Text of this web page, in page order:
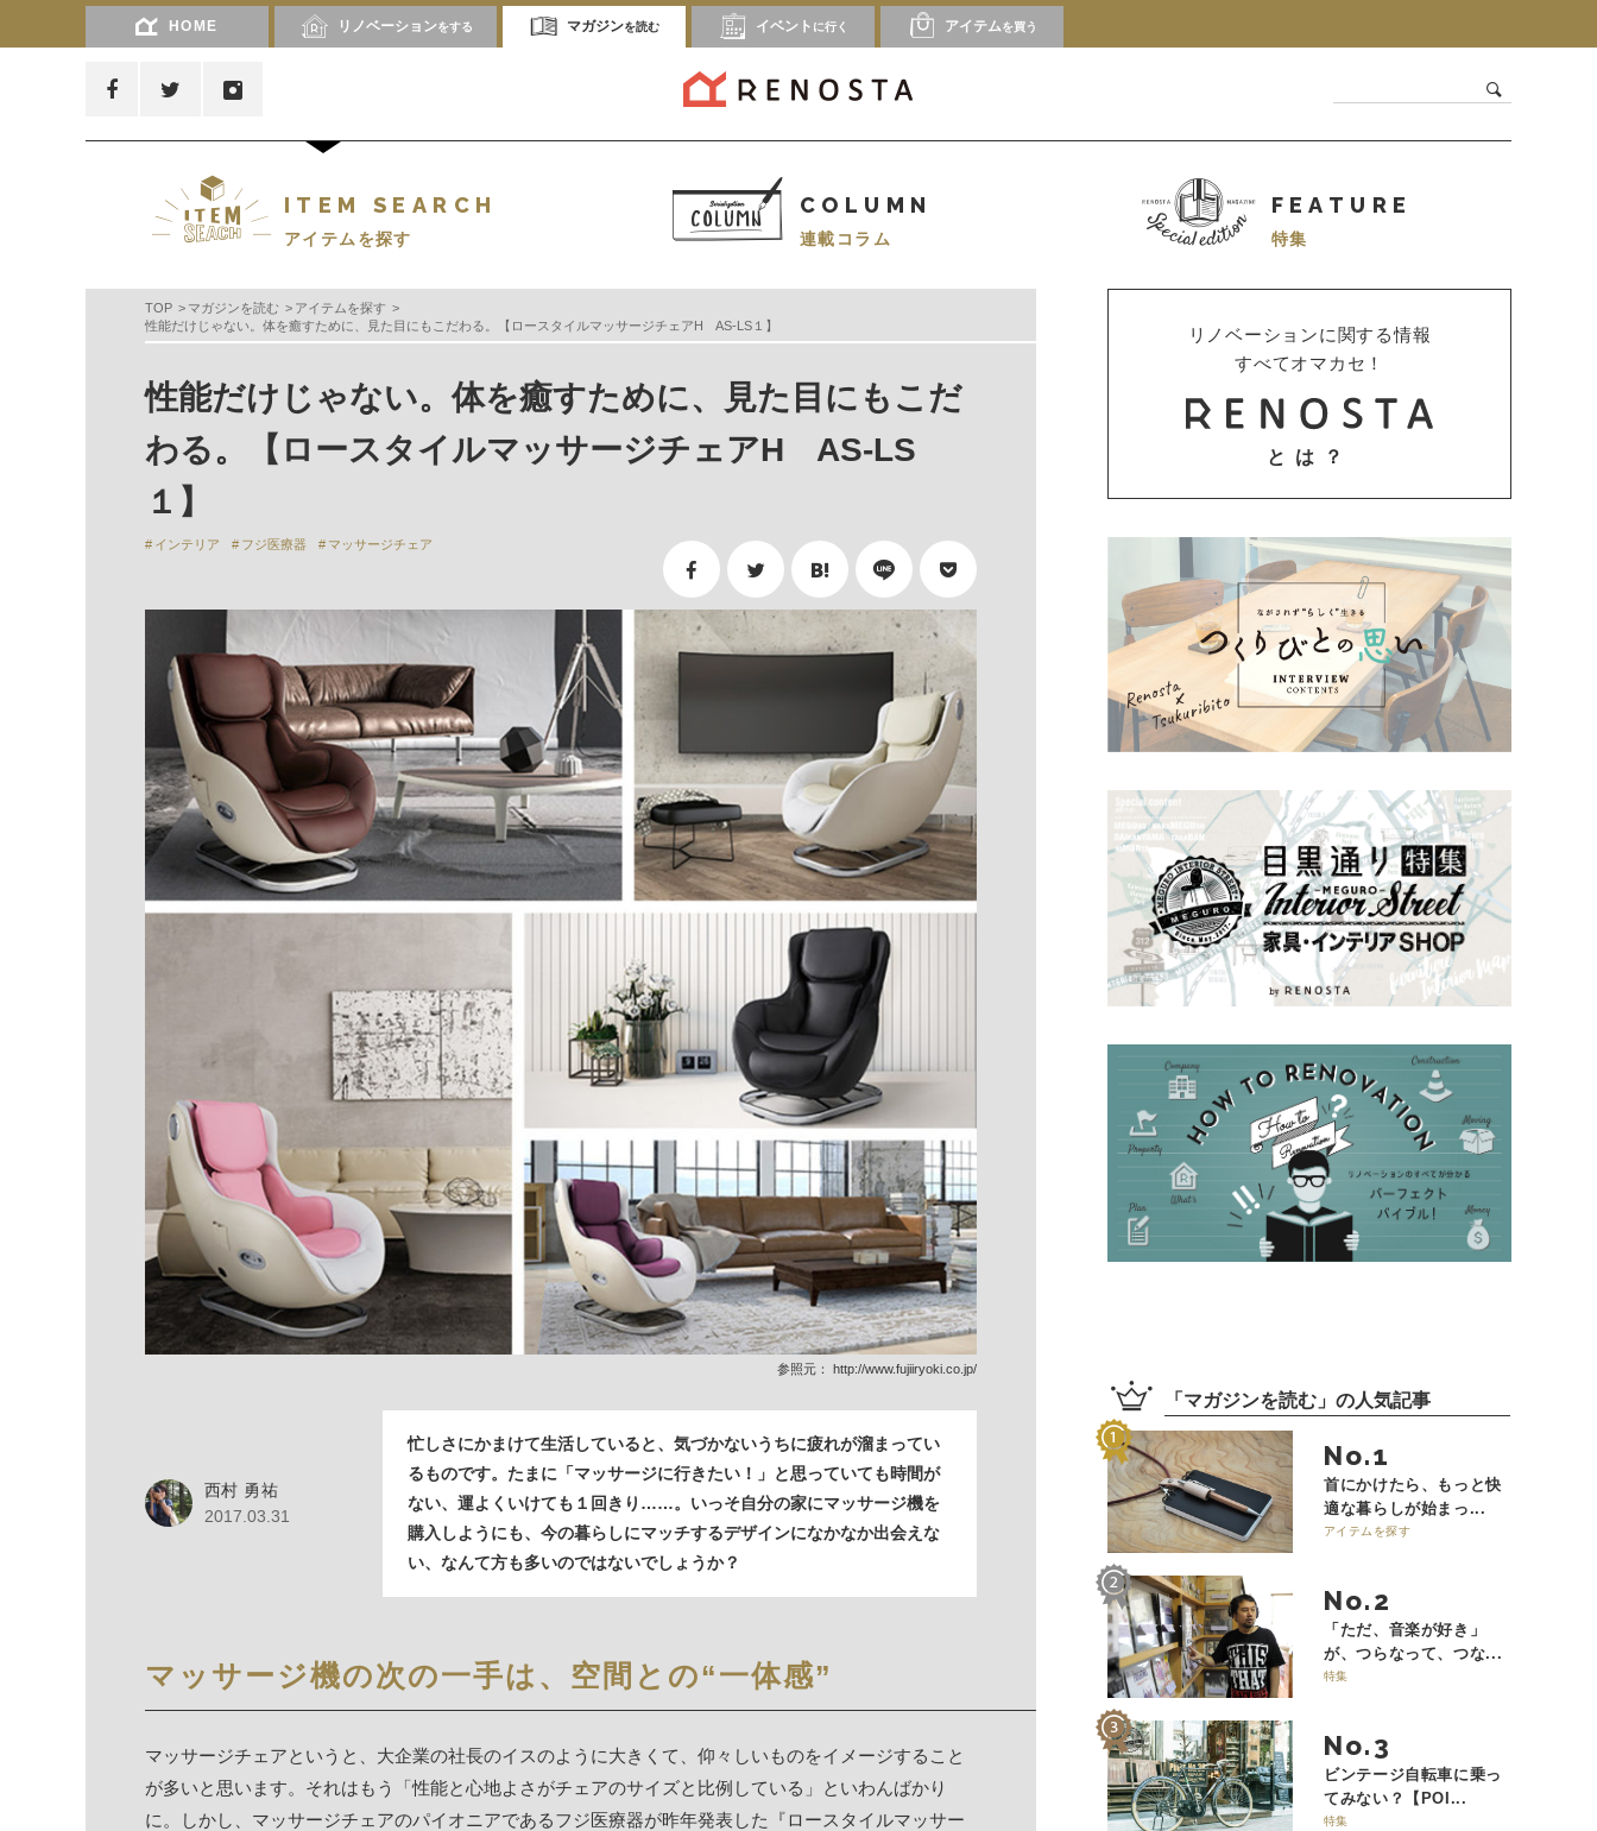
HOME リノベーションをする マガジンを読む イベント に行く アイテムを買う
ITEM SEARCH
アイテムを探す
COLUMN
連載コラム
FEATURE
特集
TOP マガジンを読む
アイテムを探す
性能だけじゃない。体を癒すために、見た目にもこだわる。【ロースタイルマッサージチェアH AS-LS１】
性能だけじゃない。体を癒すために、見た目にもこだ
わる。【ロースタイルマッサージチェアH AS-LS
１】
インテリア フジ医療器 マッサージチェア
参照元： http://www.fujiiryoki.co.jp/
西村 勇祐
2017.03.31
忙しさにかまけて生活していると、気づかないうちに疲れが溜まってい
るものです。たまに「マッサージに行きたい！」と思っていても時間が
ない、運よくいけても１回きり……。いっそ自分の家にマッサージ機を
購入しようにも、今の暮らしにマッチするデザインになかなか出会えな
い、なんて方も多いのではないでしょうか？
マッサージ機の次の一手は、空間との“一体感”
マッサージチェアというと、大企業の社長のイスのように大きくて、仰々しいものをイメージすること
が多いと思います。それはもう「性能と心地よさがチェアのサイズと比例している」といわんばかり
に。しかし、マッサージチェアのパイオニアであるフジ医療器が昨年発表した『ロースタイルマッサー
リノベーションに関する情報
すべてオマカセ！
とは？
「 マガジンを読む 」の人気記事
No.
首にかけたら、もっと快
適な暮らしが始まっ...
アイテムを探す
No.
「ただ、音楽が好き」
が、つらなって、つな...
特集
No.
ビンテージ自転車に乗っ
てみない？【POI...
特集